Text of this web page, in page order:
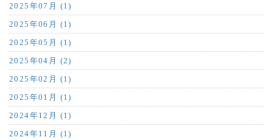
2025年07月 (1)
2025年06月 (1)
2025年05月 (1)
2025年04月 (2)
2025年02月 (1)
2025年01月 (1)
2024年12月 (1)
2024年11月 (1)